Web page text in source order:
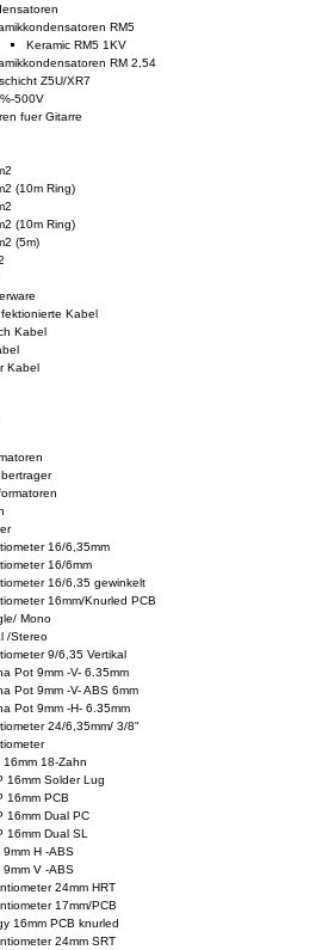
RM5
Keramic RM5 1KV
RM 2,54
Z5U/XR7
500V
fuer Gitarre
(10m Ring)
(10m Ring)
(5m)
Kabel
Kabel
Kabel
16/6,35mm
16/6mm
16/6,35 gewinkelt
16mm/Knurled PCB
Mono
/Stereo
9/6,35 Vertikal
Pot 9mm -V- 6.35mm
Pot 9mm -V- ABS 6mm
Pot 9mm -H- 6.35mm
24/6,35mm/ 3/8"
16mm 18-Zahn
16mm Solder Lug
16mm PCB
16mm Dual PC
16mm Dual SL
9mm H -ABS
9mm V -ABS
24mm HRT
17mm/PCB
16mm PCB knurled
24mm SRT